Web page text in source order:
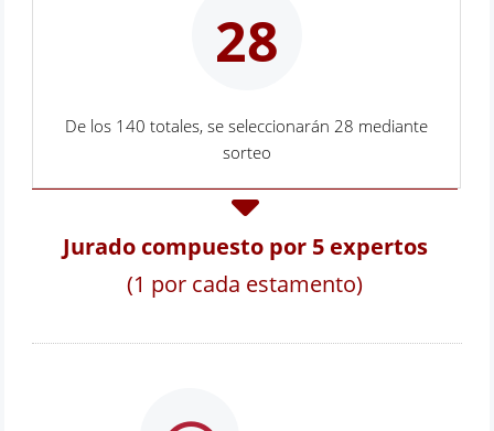
28
De los 140 totales, se seleccionarán 28 mediante
sorteo
Jurado compuesto por 5 expertos
(1 por cada estamento)